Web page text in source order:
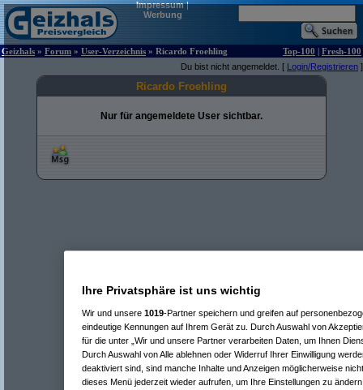
Impressum|
Werbung
Geizhals » Forum » User-Verzeichnis » Ricardo Froehling Top-100 | Fresh-100
Du bist nicht angemeldet. [ Login/Registrieren ]
Ricardo Froehling
Nur für angemeldete User sichtbar.
Ihre Privatsphäre ist uns wichtig
Wir und unsere 1019-Partner speichern und greifen auf
eindeutige Kennungen auf Ihrem Gerät zu. Durch Auswahl von
für die unter „Wir und unsere Partner verarbeiten Daten, um Ihnen
Durch Auswahl von Alle ablehnen oder Widerruf Ihrer Einwilligung
deaktiviert sind, sind manche Inhalte und Anzeigen möglicherweise
dieses Menü jederzeit wieder aufrufen, um Ihre Einstellungen zu